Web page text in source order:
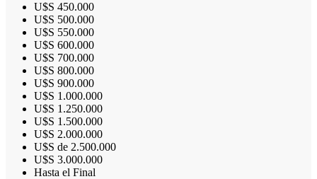
U$S 450.000
U$S 500.000
U$S 550.000
U$S 600.000
U$S 700.000
U$S 800.000
U$S 900.000
U$S 1.000.000
U$S 1.250.000
U$S 1.500.000
U$S 2.000.000
U$S de 2.500.000
U$S 3.000.000
Hasta el Final